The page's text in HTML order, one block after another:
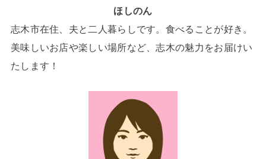
ほしのん
志木市在住、夫と二人暮らしです。食べることが好き。
美味しいお店や楽しい場所など、志木の魅力をお届けい
たします！